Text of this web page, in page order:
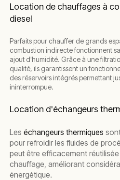
Location de chauffages à
diesel
Parfaits pour chauffer de grands
combustion indirecte fonctionnent
ajout d'humidité. Grâce à une
qualité, ils garantissent un
des réservoirs intégrés permettant
ininterrompue.
Location d'échangeurs
Les échangeurs thermiques
pour refroidir les fluides de
peut être efficacement
chauffage, améliorant
énergétique.